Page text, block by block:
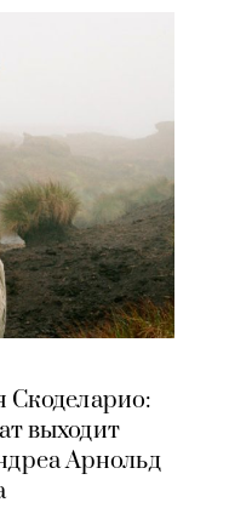
выходит
Арнольд